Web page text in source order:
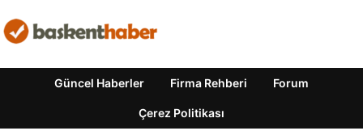
Güncel Haberler Firma Rehberi Forum
Çerez Politikası